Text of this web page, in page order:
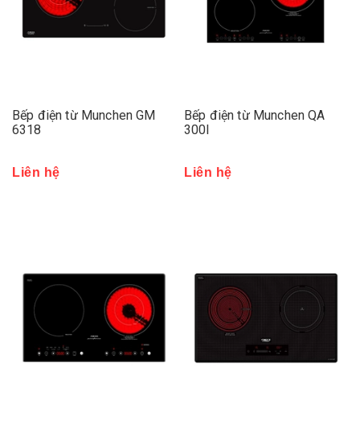
Bếp điện từ Munchen GM
6318
Liên hệ
Bếp điện từ Munchen QA
300I
Liên hệ